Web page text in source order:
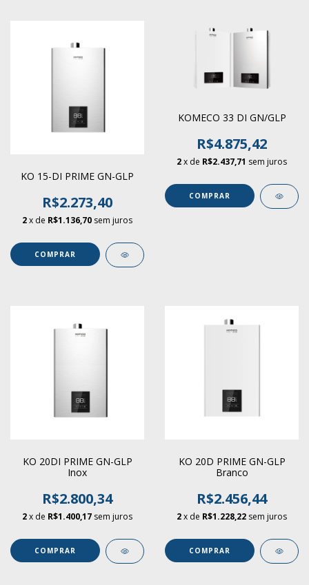
KO 15-DI PRIME GN-GLP
R$2.273,40
2x de R$1.136,70 sem juros
COMPRAR
KOMECO 33 DI GN/GLP
R$4.875,42
2x de R$2.437,71 sem juros
COMPRAR
KO 20DI PRIME GN-GLP
Inox
R$2.800,34
2x de R$1.400,17 sem juros
COMPRAR
KO 20D PRIME GN-GLP
Branco
R$2.456,44
2x de R$1.228,22 sem juros
COMPRAR